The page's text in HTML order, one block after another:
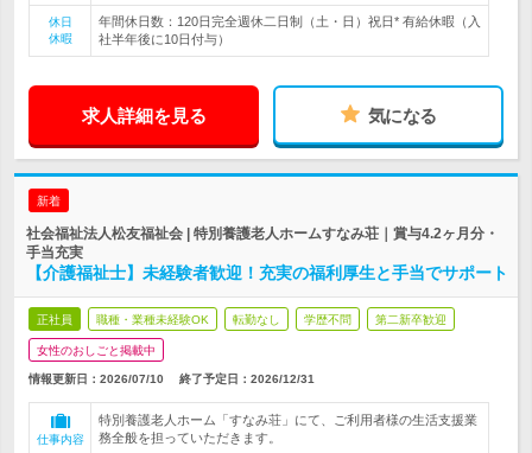
休日
休暇
年間休日数：120日完全週休二日制（土・日）祝日* 有給休暇（入
社半年後に10日付与）
求人詳細を見る 気になる
新着
社会福祉法人松友福祉会 | 特別養護老人ホームすなみ荘｜賞与4.2ヶ月分・
手当充実
【介護福祉士】未経験者歓迎！充実の福利厚生と手当でサポート
正社員 職種・業種未経験OK 転勤なし 学歴不問 第二新卒歓迎
女性のおしごと掲載中
情報更新日：2026/07/10 終了予定日： 2026/12/31
仕事内容
特別養護老人ホーム「すなみ荘」にて、ご利用者様の生活支援業
務全般を担っていただきます。